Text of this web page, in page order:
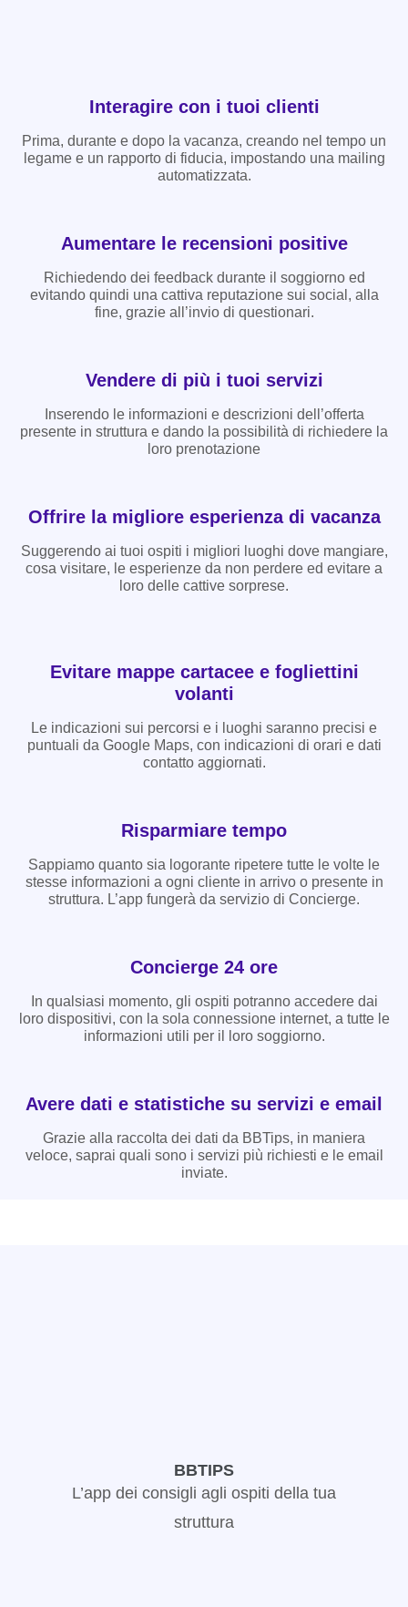
Interagire con i tuoi clienti
Prima, durante e dopo la vacanza, creando nel tempo un
legame e un rapporto di fiducia, impostando una mailing
automatizzata.
Aumentare le recensioni positive
Richiedendo dei feedback durante il soggiorno ed
evitando quindi una cattiva reputazione sui social, alla
fine, grazie all’invio di questionari.
Vendere di più i tuoi servizi
Inserendo le informazioni e descrizioni dell’offerta
presente in struttura e dando la possibilità di richiedere la
loro prenotazione
Offrire la migliore esperienza di vacanza
Suggerendo ai tuoi ospiti i migliori luoghi dove mangiare,
cosa visitare, le esperienze da non perdere ed evitare a
loro delle cattive sorprese.
Evitare mappe cartacee e fogliettini
volanti
Le indicazioni sui percorsi e i luoghi saranno precisi e
puntuali da Google Maps, con indicazioni di orari e dati
contatto aggiornati.
Risparmiare tempo
Sappiamo quanto sia logorante ripetere tutte le volte le
stesse informazioni a ogni cliente in arrivo o presente in
struttura. L’app fungerà da servizio di Concierge.
Concierge 24 ore
In qualsiasi momento, gli ospiti potranno accedere dai
loro dispositivi, con la sola connessione internet, a tutte le
informazioni utili per il loro soggiorno.
Avere dati e statistiche su servizi e email
Grazie alla raccolta dei dati da BBTips, in maniera
veloce, saprai quali sono i servizi più richiesti e le email
inviate.
BBTIPS
L’app dei consigli agli ospiti della tua
struttura